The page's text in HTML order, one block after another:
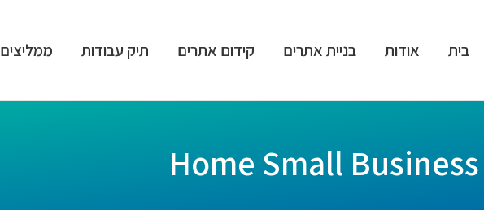
בית אודות בניית אתרים קידום אתרים תיק עבודות ממליצים
Home Small Business